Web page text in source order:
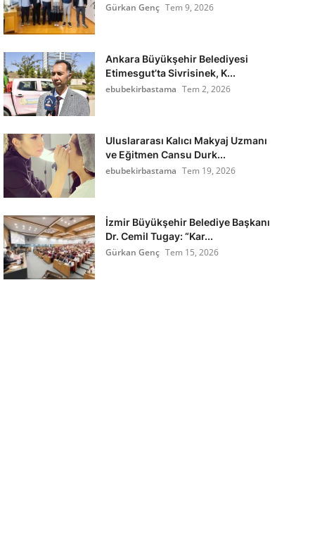
Gürkan Genç Tem 9, 2026
Ankara Büyükşehir Belediyesi
Etimesgut’ta Sivrisinek, K...
ebubekirbastama Tem 2, 2026
Uluslararası Kalıcı Makyaj Uzmanı
ve Eğitmen Cansu Durk...
ebubekirbastama Tem 19, 2026
İzmir Büyükşehir Belediye Başkanı
Dr. Cemil Tugay: “Kar...
Gürkan Genç Tem 15, 2026